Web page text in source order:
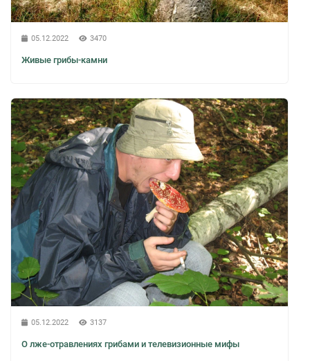
05.12.2022 3470
Живые грибы-камни
05.12.2022 3137
О лже-отравлениях грибами и телевизионные мифы